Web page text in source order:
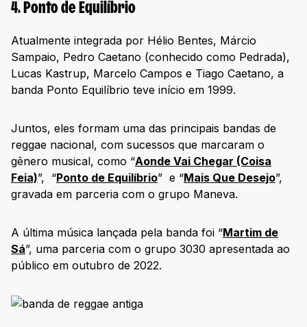
4. Ponto de Equilíbrio
Atualmente integrada por Hélio Bentes, Márcio
Sampaio, Pedro Caetano (conhecido como Pedrada),
Lucas Kastrup, Marcelo Campos e Tiago Caetano, a
banda Ponto Equilíbrio teve início em 1999.
Juntos, eles formam uma das principais bandas de
reggae nacional, com sucessos que marcaram o
gênero musical, como “Aonde Vai Chegar (Coisa
Feia)”, “Ponto de Equilíbrio” e “Mais Que Desejo”,
gravada em parceria com o grupo Maneva.
A última música lançada pela banda foi “Martim de
Sá”, uma parceria com o grupo 3030 apresentada ao
público em outubro de 2022.